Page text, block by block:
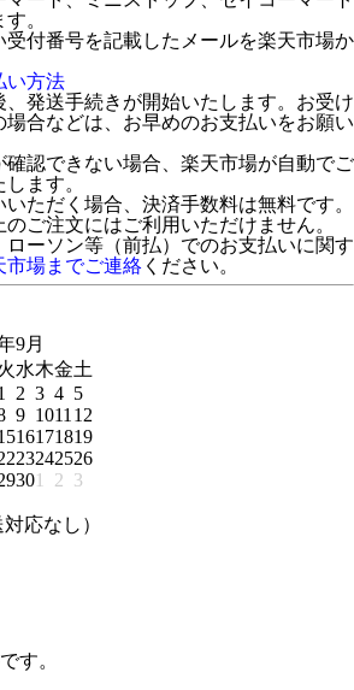
。
受付番号を記載したメールを楽天市場か
い方法
発送手続きが開始いたします。お受け
合などは、お早めのお支払いをお願い
確認できない場合、楽天市場が自動でご
ます。
ただく場合、決済手数料は無料です。
ご注文にはご利用いただけません。
ーソン等（前払）でのお支払いに関す
市場までご連絡 ください。
9月
水木金土
2 3 4 5
9 101112
16171819
23242526
301 2 3
応なし）
す。